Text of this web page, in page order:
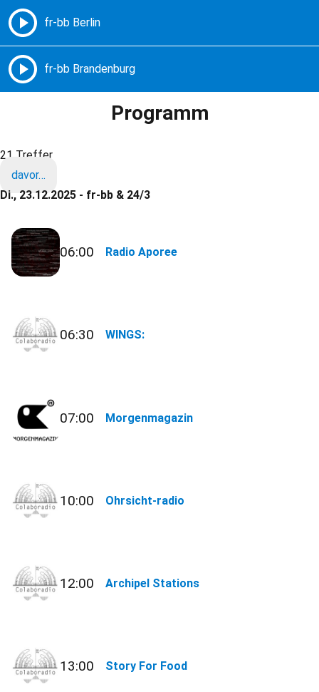
Freie Radios – Berlin Brandenburg
Programm
21 Treffer
davor…
Di., 23.12.2025 - fr-bb & 24/3
06:00 Radio Aporee
06:30 WINGS:
07:00 Morgenmagazin
10:00 Ohrsicht-radio
12:00 Archipel Stations
13:00 Story For Food